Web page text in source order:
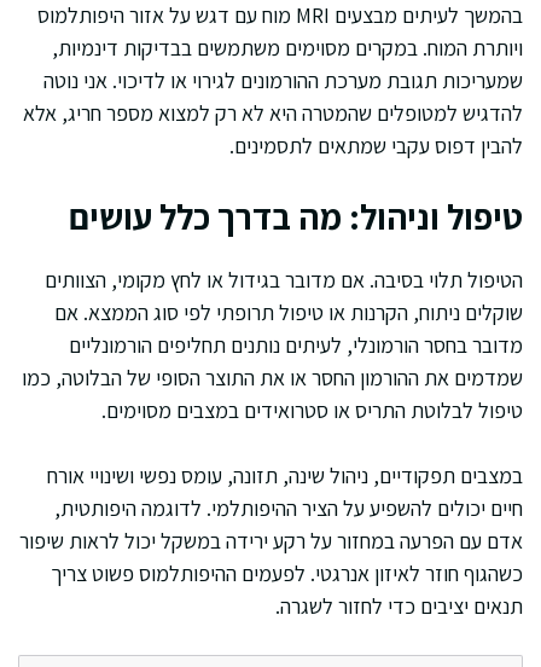
בהמשך לעיתים מבצעים MRI מוח עם דגש על אזור היפותלמוס
ויותרת המוח. במקרים מסוימים משתמשים בבדיקות דינמיות,
שמעריכות תגובת מערכת ההורמונים לגירוי או לדיכוי. אני נוטה
להדגיש למטופלים שהמטרה היא לא רק למצוא מספר חריג, אלא
להבין דפוס עקבי שמתאים לתסמינים.
טיפול וניהול: מה בדרך כלל עושים
הטיפול תלוי בסיבה. אם מדובר בגידול או לחץ מקומי, הצוותים
שוקלים ניתוח, הקרנות או טיפול תרופתי לפי סוג הממצא. אם
מדובר בחסר הורמונלי, לעיתים נותנים תחליפים הורמונליים
שמדמים את ההורמון החסר או את התוצר הסופי של הבלוטה, כמו
טיפול לבלוטת התריס או סטרואידים במצבים מסוימים.
במצבים תפקודיים, ניהול שינה, תזונה, עומס נפשי ושינויי אורח
חיים יכולים להשפיע על הציר ההיפותלמי. לדוגמה היפותטית,
אדם עם הפרעה במחזור על רקע ירידה במשקל יכול לראות שיפור
כשהגוף חוזר לאיזון אנרגטי. לפעמים ההיפותלמוס פשוט צריך
תנאים יציבים כדי לחזור לשגרה.